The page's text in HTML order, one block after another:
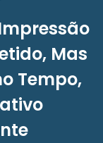
Mas
Tempo,